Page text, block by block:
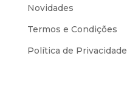
Novidades
Termos e Condições
Política de Privacidade